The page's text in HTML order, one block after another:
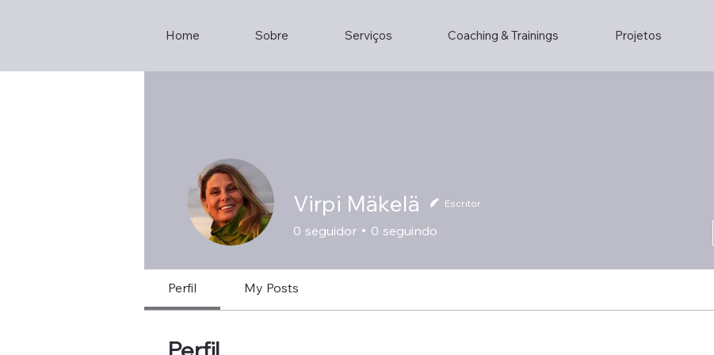
Home Sobre Serviços Coaching & Trainings Projetos
Virpi Mäkelä Escritor
0 seguidor 0 seguindo
Perfil My Posts